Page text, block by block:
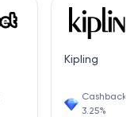
Kipling
Cashback
3.25%